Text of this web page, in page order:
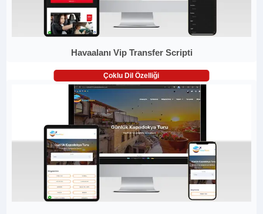
Havaalanı Vip Transfer Scripti
Çoklu Dil Özelliği